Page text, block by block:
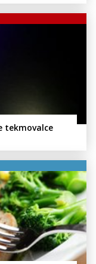
tekmovalce